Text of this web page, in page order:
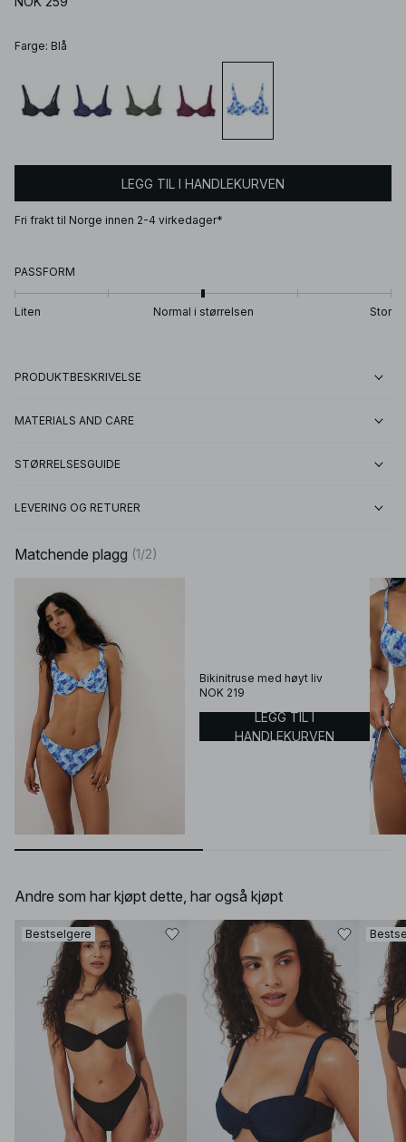
Farge: Blå
LEGG TIL I HANDLEKURVEN
Fri frakt til Norge innen 2-4 virkedager*
PASSFORM
Liten Normal i størrelsen Stor
PRODUKTBESKRIVELSE
MATERIALS AND CARE
STØRRELSESGUIDE
LEVERING OG RETURER
Matchende plagg (1/2)
Bikinitruse med høyt liv
NOK 219
LEGG TIL I
HANDLEKURVEN
Andre som har kjøpt dette, har også kjøpt
Bestselgere